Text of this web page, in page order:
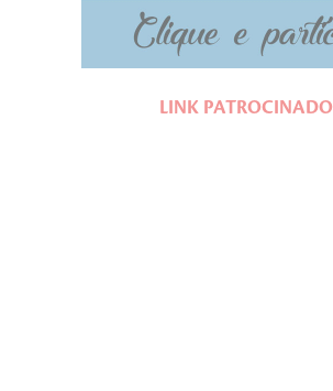
LINK PATROCINADO